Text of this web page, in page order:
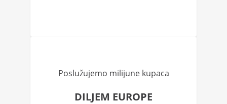
Poslužujemo milijune kupaca
DILJEM EUROPE